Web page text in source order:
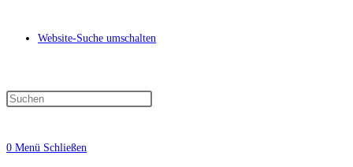
Website-Suche umschalten
0 Menü Schließen